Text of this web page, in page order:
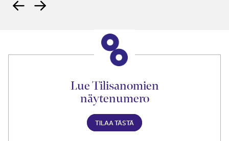
Lue Tilisanomien
näytenumero
TILAA TÄSTÄ